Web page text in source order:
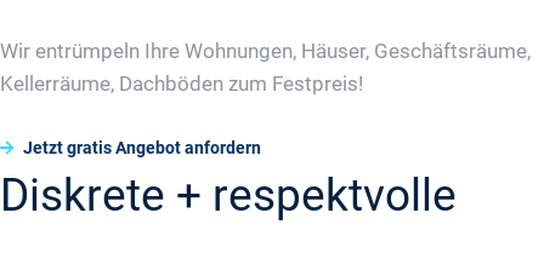
Wir entrümpeln Ihre Wohnungen, Häuser, Geschäftsräume,
Kellerräume, Dachböden zum Festpreis!
Jetzt gratis Angebot anfordern
Diskrete + respektvolle